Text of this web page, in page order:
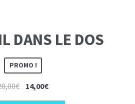
DANS LE DOS
PROMO !
€ Le
prix
14,00€Le
prix